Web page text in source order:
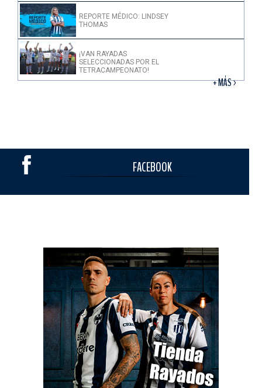
REPORTE MÉDICO: LINDSEY
THOMAS
¡VAN RAYADAS
SELECCIONADAS POR EL
TETRACAMPEONATO!
+ MÁS >
FACEBOOK